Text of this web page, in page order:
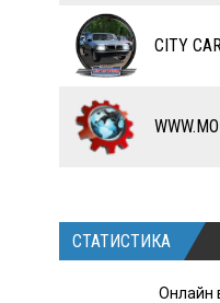
ЧИТЫ
ПРОГРАММЫ
РАЗНОЕ
CITY
СТАТИСТИКА
Онлайн